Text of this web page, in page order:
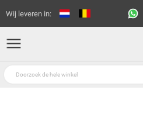
Wij leveren in: